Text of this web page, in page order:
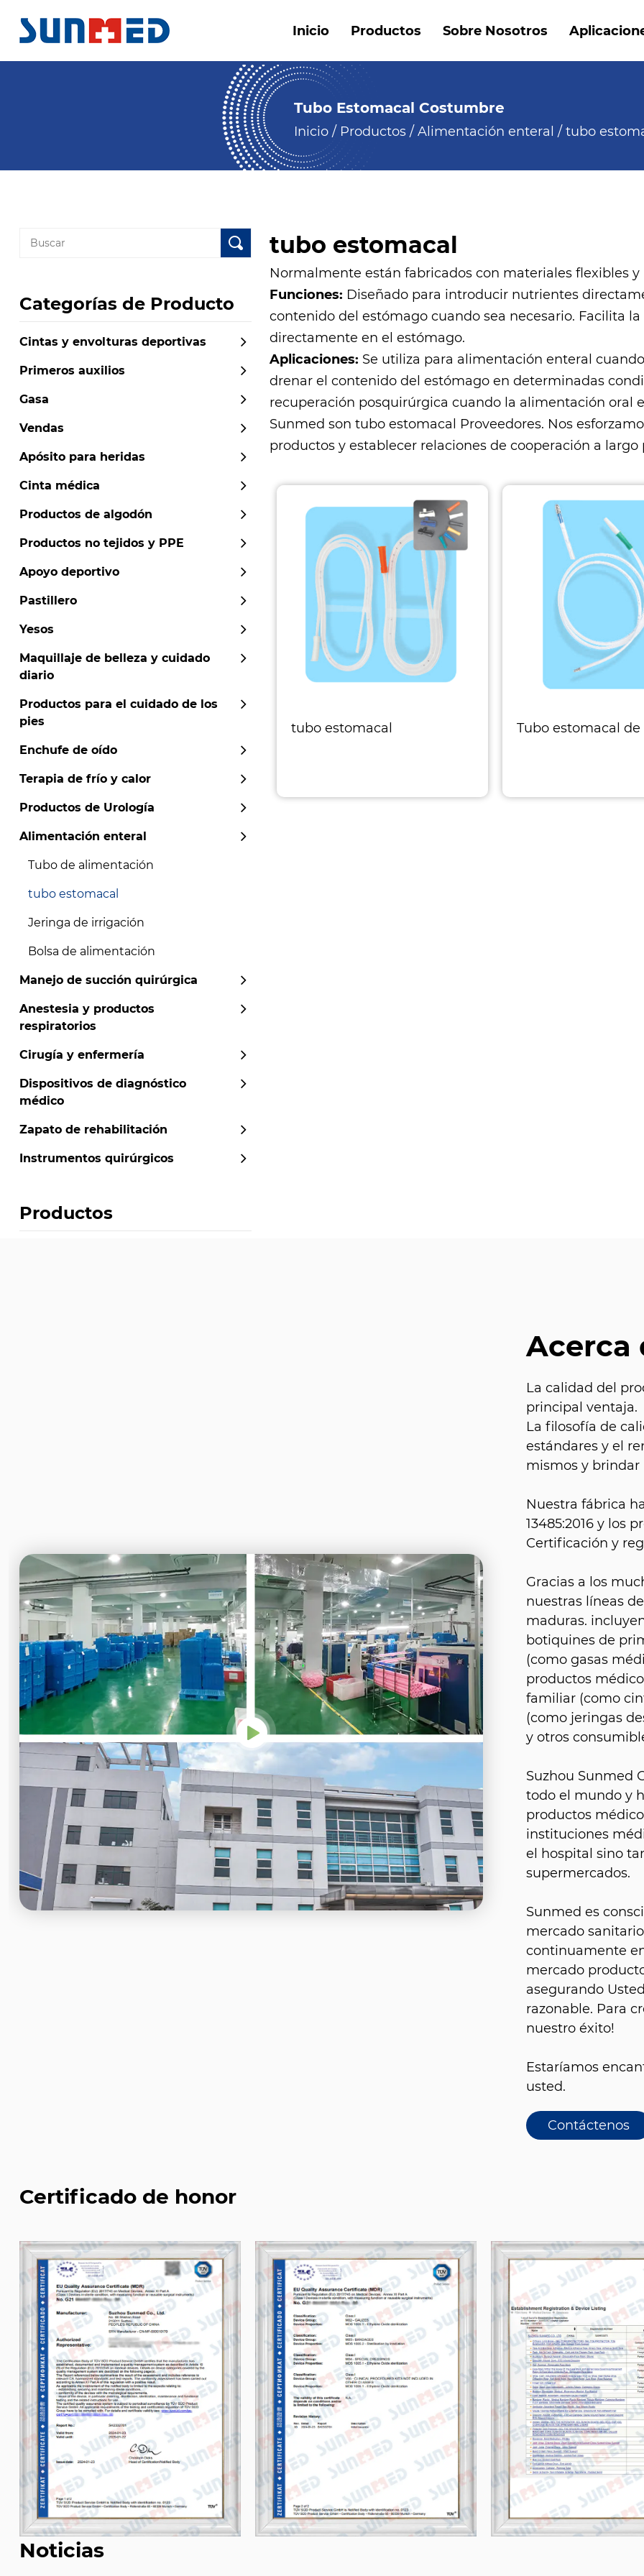
Inicio Productos Sobre Nosotros
Tubo Estomacal Costumbre
Inicio/ Productos/ Alimentación enteral / tubo
Categorías de Producto
Cintas y envolturas deportivas
Primeros auxilios
Gasa
Vendas
Apósito para heridas
Cinta médica
Productos de algodón
Productos no tejidos y PPE
Apoyo deportivo
Pastillero
Yesos
Maquillaje de belleza y cuidado
diario
Productos para el cuidado de los
pies
Enchufe de oído
Terapia de frío y calor
Productos de Urología
Alimentación enteral
Tubo de alimentación
tubo estomacal
Jeringa de irrigación
Bolsa de alimentación
Manejo de succión quirúrgica
Anestesia y productos
respiratorios
Cirugía y enfermería
Dispositivos de diagnóstico
médico
Zapato de rehabilitación
Instrumentos quirúrgicos
Productos
tubo estomacal
Normalmente están fabricados con materiales flexibles
Funciones: Diseñado para introducir nutrientes
contenido del estómago cuando sea necesario. Facilita
directamente en el estómago.
Aplicaciones: Se utiliza para alimentación enteral
drenar el contenido del estómago en determinadas
recuperación posquirúrgica cuando la alimentación oral
Sunmed sontubo estomacal Proveedores. Nos
productos y establecer relaciones de cooperación a largo
tubo estomacal Tubo estomacal de
Acerca
La calidad del
principal ventaja.
La filosofía de
estándares y el
mismos y brindar
Nuestra fábrica
13485:2016 y los
Certificación y
Gracias a los
nuestras líneas
maduras.
botiquines de
(como gasas
productos
familiar (como
(como jeringas
y otros
Suzhou Sunmed
todo el mundo y
productos
instituciones
el hospital sino
supermercados.
Sunmed es
mercado
continuamente
mercado
asegurando
razonable. Para
nuestro éxito!
Estaríamos
usted.
Contáctenos
Certificado de honor
Noticias